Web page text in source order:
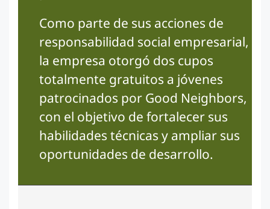
Como parte de sus acciones de
responsabilidad social empresarial,
la empresa otorgó dos cupos
totalmente gratuitos a jóvenes
patrocinados por Good Neighbors,
con el objetivo de fortalecer sus
habilidades técnicas y ampliar sus
oportunidades de desarrollo.